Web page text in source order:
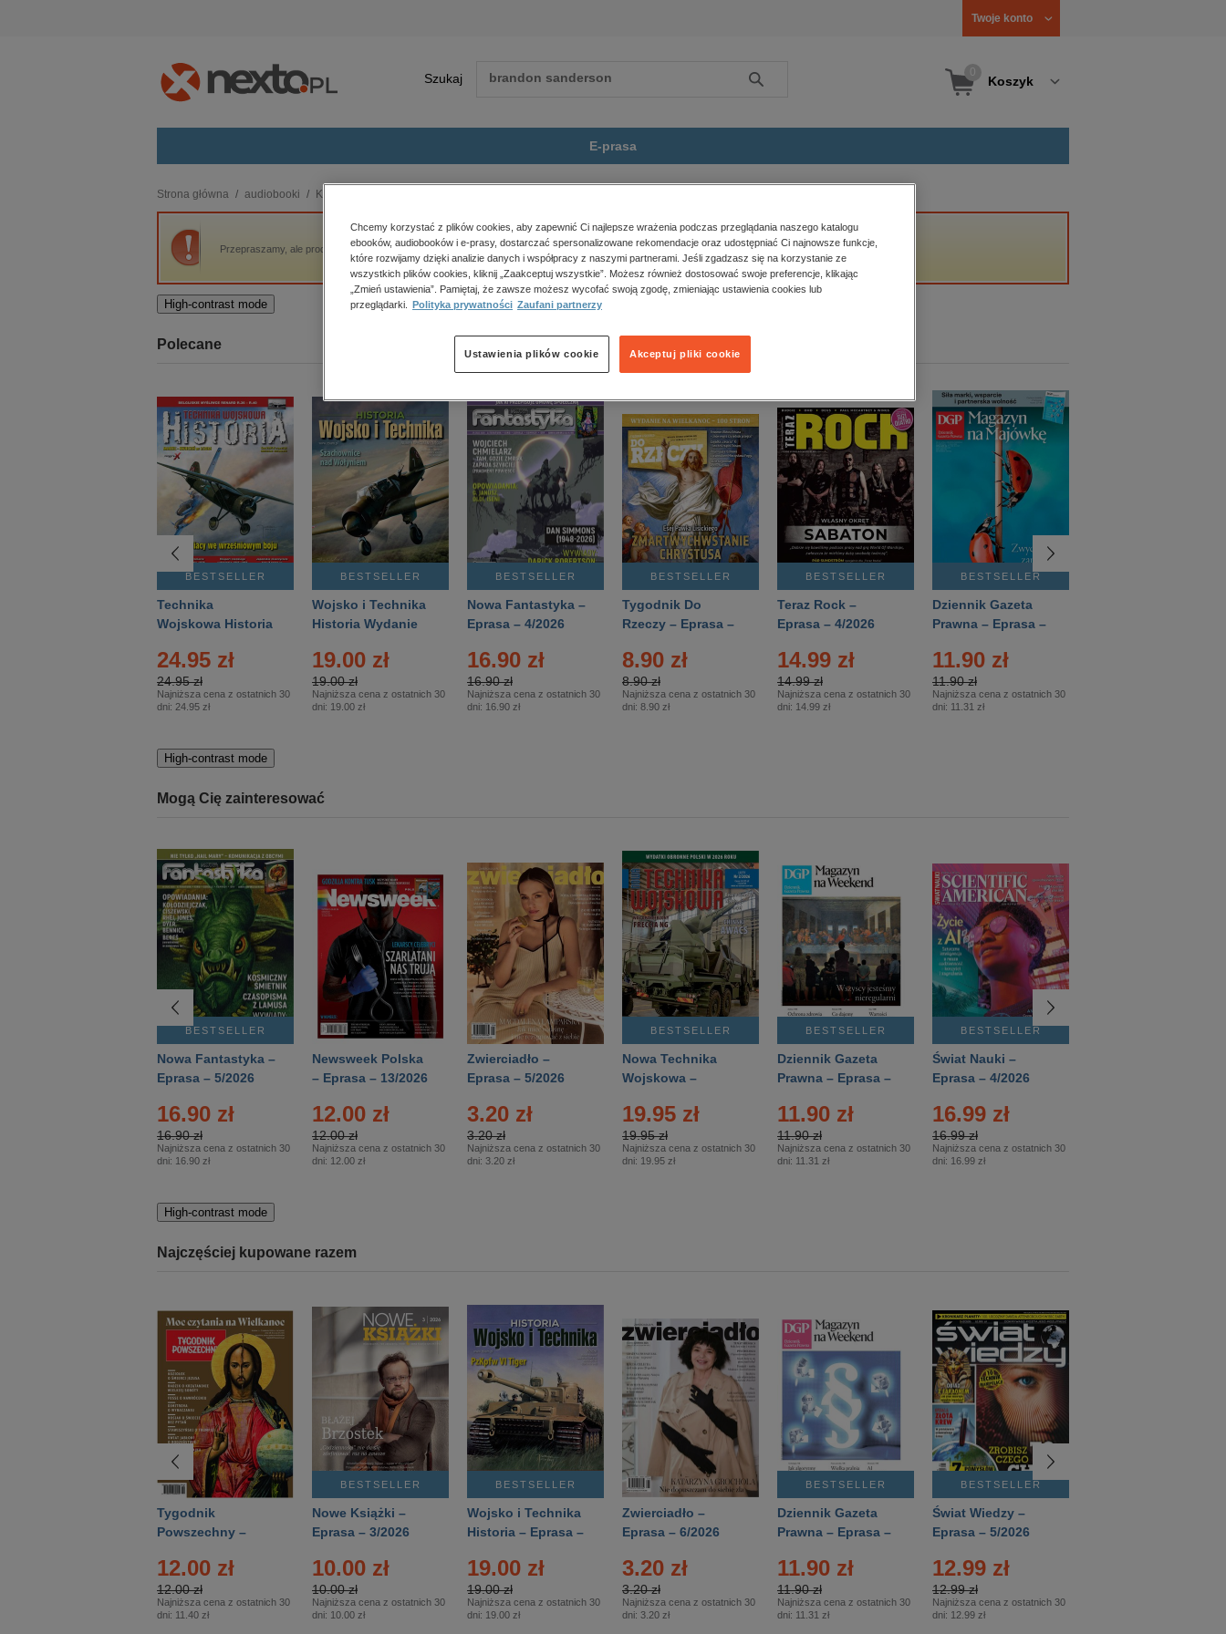
Twoje konto
Szukaj Szukaj Koszyk
E-prasa
budownictwo, aranżacja wnętrz
biznesowe, branżowe, gospodarka
darmowe wydania
edukacja
kobiece, lifestyle, kultura
polityka, społeczno-informacyjne
psychologiczne
inne
popularno-naukowe
historia
zdrowie
religie
Strona główna audiobooki Kryminał, sensacja, thriller
Przepraszamy, ale produkt „Usypianka” nie jest dostępny.
High-contrast mode
Polecane
BESTSELLER
Technika
Wojskowa Historia
24.95 zł
24.95 zł
Najniższa cena z ostatnich 30
dni: 24.95 zł
BESTSELLER
Wojsko i Technika
Historia Wydanie
– 2/2026
19.00 zł
19.00 zł
Najniższa cena z ostatnich 30
dni: 19.00 zł
BESTSELLER
Nowa Fantastyka –
Eprasa – 4/2026
16.90 zł
16.90 zł
Najniższa cena z ostatnich 30
dni: 16.90 zł
BESTSELLER
Tygodnik Do
Rzeczy – Eprasa –
8.90 zł
8.90 zł
Najniższa cena z ostatnich 30
dni: 8.90 zł
BESTSELLER
Teraz Rock –
Eprasa – 4/2026
14.99 zł
14.99 zł
Najniższa cena z ostatnich 30
dni: 14.99 zł
BESTSELLER
Dziennik Gazeta
Prawna – Eprasa –
11.90 zł
11.90 zł
Najniższa cena z ostatnich 30
dni: 11.31 zł
High-contrast mode
Mogą Cię zainteresować
BESTSELLER
Nowa Fantastyka –
Eprasa – 5/2026
16.90 zł
16.90 zł
Najniższa cena z ostatnich 30
dni: 16.90 zł
Newsweek Polska
– Eprasa – 13/2026
12.00 zł
12.00 zł
Najniższa cena z ostatnich 30
dni: 12.00 zł
Zwierciadło –
Eprasa – 5/2026
3.20 zł
3.20 zł
Najniższa cena z ostatnich 30
dni: 3.20 zł
BESTSELLER
Nowa Technika
Wojskowa –
19.95 zł
19.95 zł
Najniższa cena z ostatnich 30
dni: 19.95 zł
BESTSELLER
Dziennik Gazeta
Prawna – Eprasa –
11.90 zł
11.90 zł
Najniższa cena z ostatnich 30
dni: 11.31 zł
BESTSELLER
Świat Nauki –
Eprasa – 4/2026
16.99 zł
16.99 zł
Najniższa cena z ostatnich 30
dni: 16.99 zł
High-contrast mode
Najczęściej kupowane razem
Tygodnik
Powszechny –
12.00 zł
12.00 zł
Najniższa cena z ostatnich 30
dni: 11.40 zł
BESTSELLER
Nowe Książki –
Eprasa – 3/2026
10.00 zł
10.00 zł
Najniższa cena z ostatnich 30
dni: 10.00 zł
BESTSELLER
Wojsko i Technika
Historia – Eprasa –
19.00 zł
19.00 zł
Najniższa cena z ostatnich 30
dni: 19.00 zł
Zwierciadło –
Eprasa – 6/2026
3.20 zł
3.20 zł
Najniższa cena z ostatnich 30
dni: 3.20 zł
BESTSELLER
Dziennik Gazeta
Prawna – Eprasa –
11.90 zł
11.90 zł
Najniższa cena z ostatnich 30
dni: 11.31 zł
BESTSELLER
Świat Wiedzy –
Eprasa – 5/2026
12.99 zł
12.99 zł
Najniższa cena z ostatnich 30
dni: 12.99 zł
Chcemy korzystać z plików cookies, aby zapewnić Ci najlepsze wrażenia podczas przeglądania naszego katalogu
ebooków, audiobooków i e-prasy, dostarczać spersonalizowane rekomendacje oraz udostępniać Ci najnowsze funkcje,
które rozwijamy dzięki analizie danych i współpracy z naszymi partnerami. Jeśli zgadzasz się na korzystanie ze
wszystkich plików cookies, kliknij „Zaakceptuj wszystkie”. Możesz również dostosować swoje preferencje, klikając
„Zmień ustawienia”. Pamiętaj, że zawsze możesz wycofać swoją zgodę, zmieniając ustawienia cookies lub
przeglądarki.
Polityka prywatności Zaufani partnerzy
Akceptuj pliki cookie
Ustawienia plików cookie